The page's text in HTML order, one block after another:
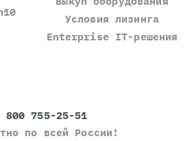
Условия лизинга
Enterprise IT-решения
800 755-25-51
по всей России!